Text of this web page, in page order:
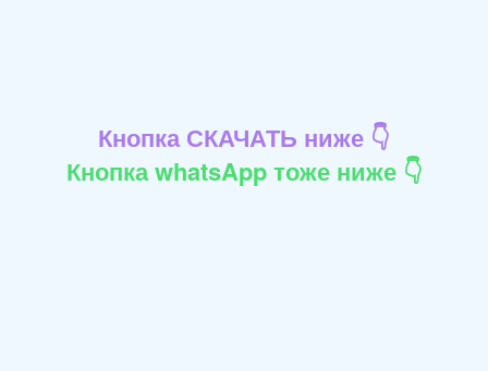
Кнопка СКАЧАТЬ ниже 👇
Кнопка whatsApp тоже ниже 👇